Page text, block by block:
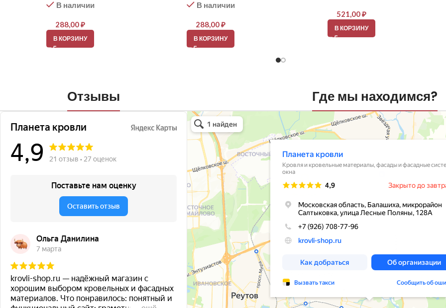
В наличии
288,00₽
В КОРЗИНУ
В наличии
288,00₽
В КОРЗИНУ
521,00₽
В КОРЗИНУ
Отзывы Где мы находимся?
Планета кровли
Кровля и кровельные материалы в Балашихе
Окна в Балашихе